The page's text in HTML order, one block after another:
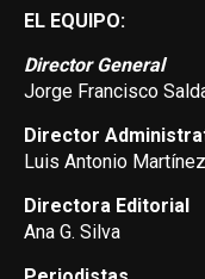
EL EQUIPO:
Director General
Jorge Francisco
Director
Luis Antonio
Directora Editorial
Ana G. Silva